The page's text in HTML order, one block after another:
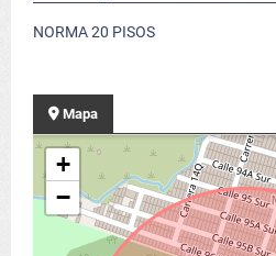
NORMA 20 PISOS
Mapa
+
−